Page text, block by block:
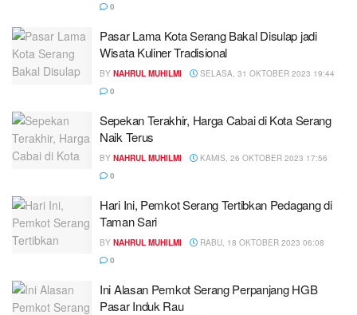
0
Pasar Lama Kota Serang Bakal Disulap jadi
Wisata Kuliner Tradisional
BY NAHRUL MUHILMI
SELASA, 31 OKTOBER 2023 19:44
0
Sepekan Terakhir, Harga Cabai di Kota Serang
Naik Terus
BY NAHRUL MUHILMI
KAMIS, 26 OKTOBER 2023 17:56
0
Hari Ini, Pemkot Serang Tertibkan Pedagang di
Taman Sari
BY NAHRUL MUHILMI
RABU, 18 OKTOBER 2023 06:08
0
Ini Alasan Pemkot Serang Perpanjang HGB
Pasar Induk Rau